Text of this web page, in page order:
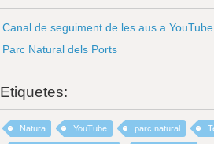
Canal de seguiment de les aus a YouTube
Parc Natural dels Ports
Etiquetes:
Natura YouTube parc natural